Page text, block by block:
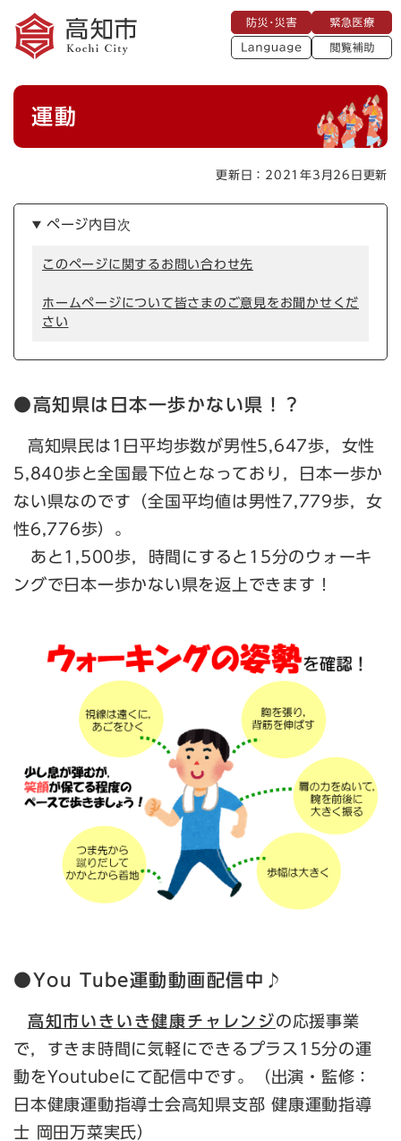
メニューを飛ばして本文へ
災
・
災
急
医
療
L
a
閲
助
本
運動
更新日：2021年3月26日更新
ページ内目次
このページに関するお問い合わせ先
ホームページについて皆さまのご意見をお聞かせくだ
さい
●高知県は日本一歩かない県！？
高知県民は1日平均歩数が男性5,647歩，女性
5,840歩と全国最下位となっており，日本一歩か
ない県なのです（全国平均値は男性7,779歩，女
性6,776歩）。
あと1,500歩，時間にすると15分のウォーキ
ングで日本一歩かない県を返上できます！
●You Tube運動動画配信中♪
高知市いきいき健康チャレンジの応援事業
で，すきま時間に気軽にできるプラス15分の運
動をYoutubeにて配信中です。（出演・監修：
日本健康運動指導士会高知県支部 健康運動指導
士 岡田万菜実氏）